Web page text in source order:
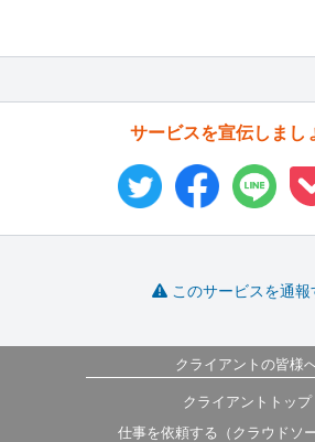
サービスを宣伝しまし
このサービスを通報
クライアントの皆様
クライアントトップ
仕事を依頼する（クラウドソ